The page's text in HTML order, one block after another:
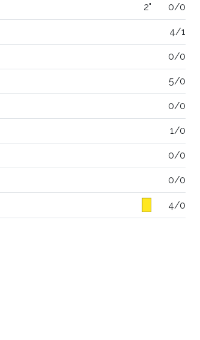
2" 0/0
4/1
0/0
5/0
0/0
1/0
0/0
0/0
4/0